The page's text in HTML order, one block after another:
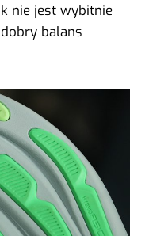
nie jest wybitnie
balans